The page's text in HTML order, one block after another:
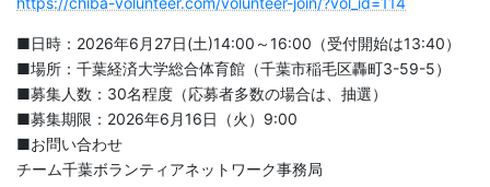
■日時：2026年6月27日(土)14:00～16:00（受付開始は13:40）
■場所：千葉経済大学総合体育館（千葉市稲毛区轟町3-59-5）
■募集人数：30名程度（応募者多数の場合は、抽選）
■募集期限：2026年6月16日（火）9:00
■お問い合わせ
チーム千葉ボランティアネットワーク事務局